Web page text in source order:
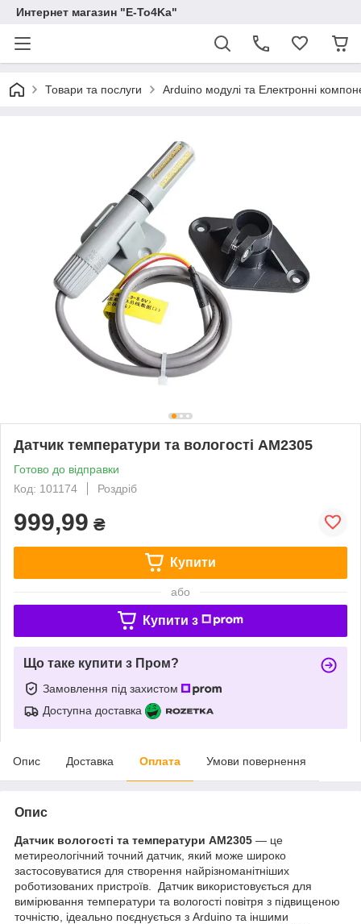
Интернет магазин "E-To4Ka"
Товари та послуги Arduino модулі та Електронні
Датчик температури та вологості AM2305
Готово до відправки
Код: 101174
Роздріб
999,99 ₴
Купити
або
Купити з
Що таке купити з Пром?
Замовлення під захистом
Доступна доставка
Опис Доставка Оплата Умови повернення
Опис
Датчик вологості та температури AM2305 — це
метиреологічний точний датчик, який може широко
застосовуватися для створення найрізноманітніших
роботизованих пристроїв. Датчик використовується для
вимірювання температури та вологості повітря з підвищеною
точністю, ідеально поєднується з Arduino та іншими